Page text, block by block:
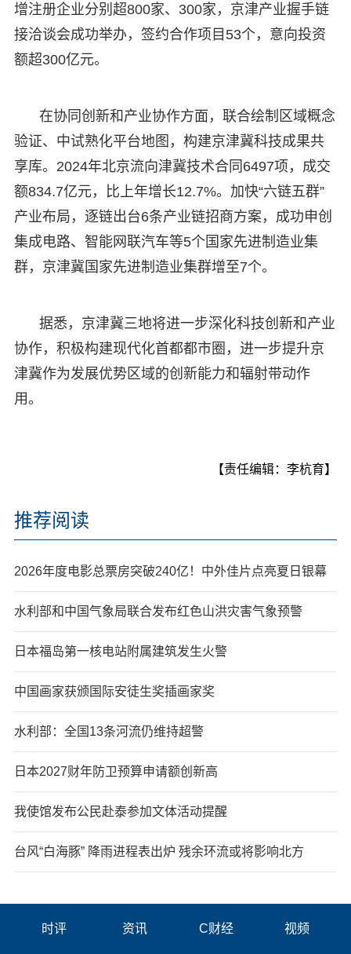
增注册企业分别超800家、300家，京津产业握手链
接洽谈会成功举办，签约合作项目53个，意向投资
额超300亿元。
在协同创新和产业协作方面，联合绘制区域概念
验证、中试熟化平台地图，构建京津冀科技成果共
享库。2024年北京流向津冀技术合同6497项，成交
额834.7亿元，比上年增长12.7%。加快“六链五群”
产业布局，逐链出台6条产业链招商方案，成功申创
集成电路、智能网联汽车等5个国家先进制造业集
群，京津冀国家先进制造业集群增至7个。
据悉，京津冀三地将进一步深化科技创新和产业
协作，积极构建现代化首都都市圈，进一步提升京
津冀作为发展优势区域的创新能力和辐射带动作
用。
【责任编辑：李杭育】
推荐阅读
2026年度电影总票房突破240亿！中外佳片点亮夏日银幕
水利部和中国气象局联合发布红色山洪灾害气象预警
日本福岛第一核电站附属建筑发生火警
中国画家获颁国际安徒生奖插画家奖
水利部：全国13条河流仍维持超警
日本2027财年防卫预算申请额创新高
我使馆发布公民赴泰参加文体活动提醒
台风“白海豚” 降雨进程表出炉 残余环流或将影响北方
时评 资讯 C财经 视频